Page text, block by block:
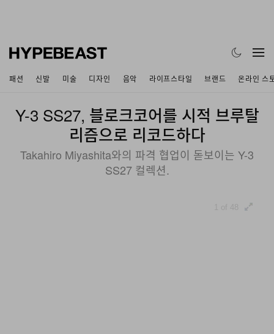
패션 신발 미술 디자인 음악 라이프스타일 브랜드 온라인 스
Y-3 SS27, 블로크코어를 시적 브루탈
리즘으로 리코드하다
Takahiro Miyashita와의 파격 협업이 돋보이는 Y-3
SS27 컬렉션.